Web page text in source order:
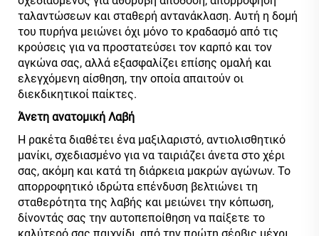
ταλαντώσεων και σταθερή αντανάκλαση. Αυτή η δομή
του πυρήνα μειώνει όχι μόνο το κραδασμό από τις
κρούσεις για να προστατεύσει τον καρπό και τον
αγκώνα σας, αλλά εξασφαλίζει επίσης ομαλή και
ελεγχόμενη αίσθηση, την οποία απαιτούν οι
διεκδικητικοί παίκτες.
Άνετη ανατομική Λαβή
Η ρακέτα διαθέτει ένα μαξιλαριστό, αντιολισθητικό
μανίκι, σχεδιασμένο για να ταιριάζει άνετα στο χέρι
σας, ακόμη και κατά τη διάρκεια μακρών αγώνων. Το
απορροφητικό ιδρώτα επένδυση βελτιώνει τη
σταθερότητα της λαβής και μειώνει την κόπωση,
δίνοντάς σας την αυτοπεποίθηση να παίξετε το